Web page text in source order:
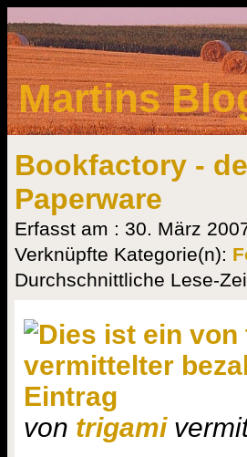
Martins
Bookfactory -
Paperware
Erfasst am : 30. März
Verknüpfte Kategorie(n):
Durchschnittliche Lese-
von trigami